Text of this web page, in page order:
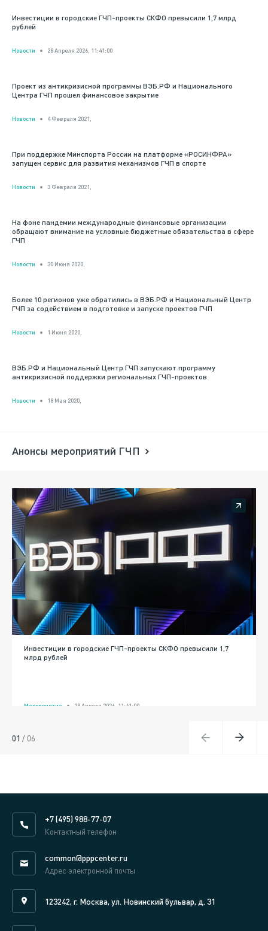
Инвестиции в городские ГЧП-проекты СКФО превысили 1,7 млрд
рублей
Новости 28 Апреля 2026, 11:41:00
Проект из антикризисной программы ВЭБ.РФ и Национального
Центра ГЧП прошел финансовое закрытие
Новости 4 Февраля 2021,
При поддержке Минспорта России на платформе «РОСИНФРА»
запущен сервис для развития механизмов ГЧП в спорте
Новости 3 Февраля 2021,
На фоне пандемии международные финансовые организации
обращают внимание на условные бюджетные обязательства в сфере
ГЧП
Новости 30 Июня 2020,
Более 10 регионов уже обратились в ВЭБ.РФ и Национальный Центр
ГЧП за содействием в подготовке и запуске проектов ГЧП
Новости 1 Июня 2020,
ВЭБ.РФ и Национальный Центр ГЧП запускают программу
антикризисной поддержки региональных ГЧП-проектов
Новости 18 Мая 2020,
Анонсы мероприятий ГЧП
Инвестиции в городские ГЧП-проекты СКФО превысили 1,7
млрд рублей
Мероприятие 28 Апреля 2026, 11:41:00
01 / 06
+7 (495) 988-77-07
Контактный телефон
common@pppcenter.ru
Адрес электронной почты
123242, г. Москва, ул. Новинский бульвар, д. 31